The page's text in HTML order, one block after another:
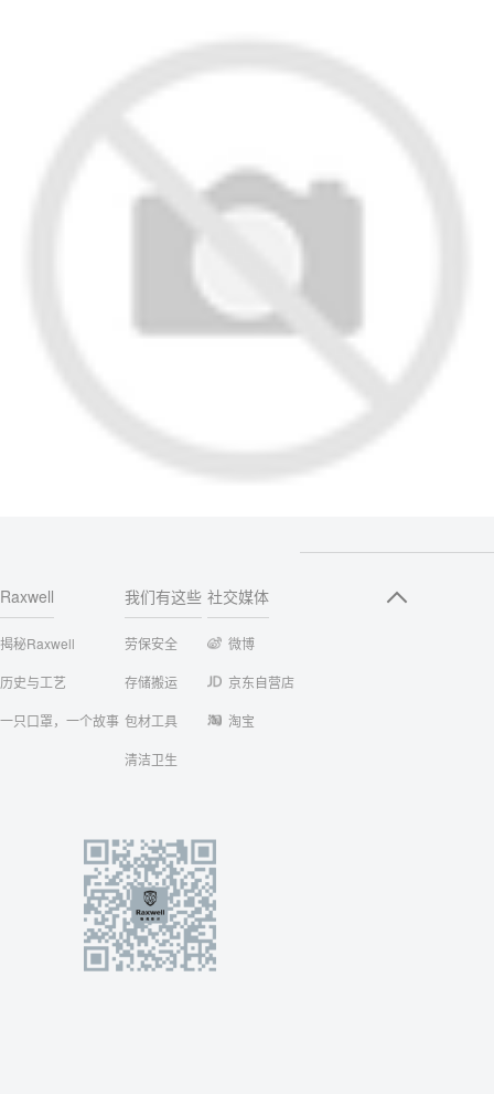
Raxwell
揭秘Raxwell
历史与工艺
一只口罩，一个故事
我们有这些
劳保安全
存储搬运
包材工具
清洁卫生
社交媒体
微博
京东自营店
淘宝